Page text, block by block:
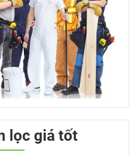
lọc giá tốt